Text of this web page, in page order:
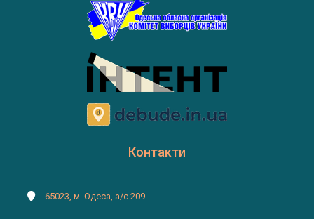
Контакти
65023, м. Одеса, а/с 209